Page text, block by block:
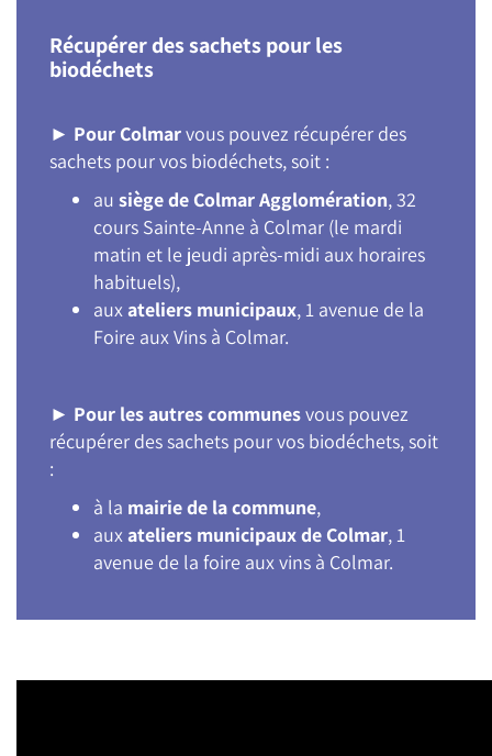
Récupérer des sachets pour les
biodéchets
► Pour Colmarvous pouvez récupérer des
sachets pour vos biodéchets, soit :
au siège de Colmar Agglomération, 32
cours Sainte-Anne à Colmar (le mardi
matin et le jeudi après-midi aux horaires
habituels),
auxateliers municipaux, 1 avenue de la
Foire aux Vins à Colmar.
► Pour les autres communesvous pouvez
récupérer des sachets pour vos biodéchets, soit
:
à la mairie de la commune,
auxateliers municipaux de Colmar, 1
avenue de la foire aux vins à Colmar.